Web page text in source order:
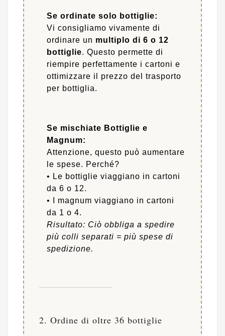
Se ordinate solo bottiglie:
Vi consigliamo vivamente di
ordinare un multiplo di 6 o 12
bottiglie. Questo permette di
riempire perfettamente i cartoni e
ottimizzare il prezzo del trasporto
per bottiglia.
Se mischiate Bottiglie e
Magnum:
Attenzione, questo può aumentare
le spese. Perché?
• Le bottiglie viaggiano in cartoni
da 6 o 12.
• I magnum viaggiano in cartoni
da 1 o 4.
Risultato: Ciò obbliga a spedire
più colli separati = più spese di
spedizione.
2. Ordine di oltre 36 bottiglie